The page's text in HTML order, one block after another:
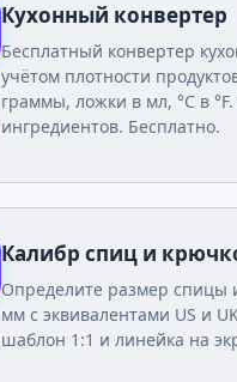
Кухонный конвертер
Бесплатный конвертер
учётом плотности
граммы, ложки в мл, °C в °F.
ингредиентов. Бесплатно.
Калибр спиц и
Определите размер
мм с эквивалентами US и
шаблон 1:1 и линейка на